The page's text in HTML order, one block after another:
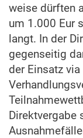
weise dürften
um 1.000 Eur
langt. In der
gegenseitig
der Einsatz
Direktvergabe